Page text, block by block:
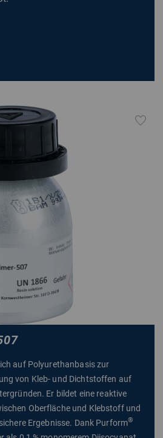
auf Polyurethanbasis zur
von Kleb- und Dichtstoffen auf
Er bildet eine reaktive
Oberfläche und Klebstoff und
Ergebnisse. Dank Purform®